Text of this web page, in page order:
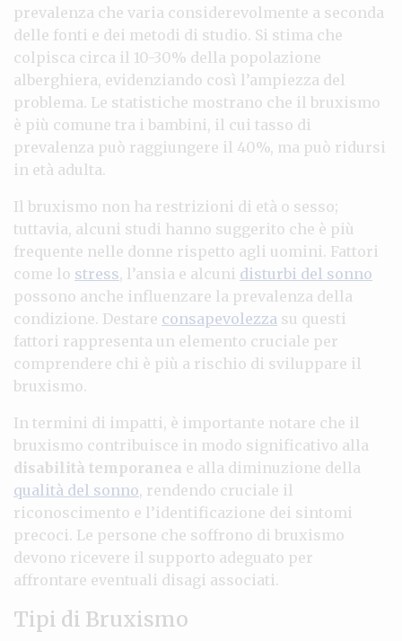
prevalenza che varia considerevolmente a seconda
delle fonti e dei metodi di studio. Si stima che
colpisca circa il 10-30% della popolazione
alberghiera, evidenziando così l’ampiezza del
problema. Le statistiche mostrano che il bruxismo
è più comune tra i bambini, il cui tasso di
prevalenza può raggiungere il 40%, ma può ridursi
in età adulta.
Il bruxismo non ha restrizioni di età o sesso;
tuttavia, alcuni studi hanno suggerito che è più
frequente nelle donne rispetto agli uomini. Fattori
come lo stress, l’ansia e alcuni disturbi del sonno
possono anche influenzare la prevalenza della
condizione. Destare consapevolezza su questi
fattori rappresenta un elemento cruciale per
comprendere chi è più a rischio di sviluppare il
bruxismo.
In termini di impatti, è importante notare che il
bruxismo contribuisce in modo significativo alla
disabilità temporanea e alla diminuzione della
qualità del sonno, rendendo cruciale il
riconoscimento e l’identificazione dei sintomi
precoci. Le persone che soffrono di bruxismo
devono ricevere il supporto adeguato per
affrontare eventuali disagi associati.
Tipi di Bruxismo